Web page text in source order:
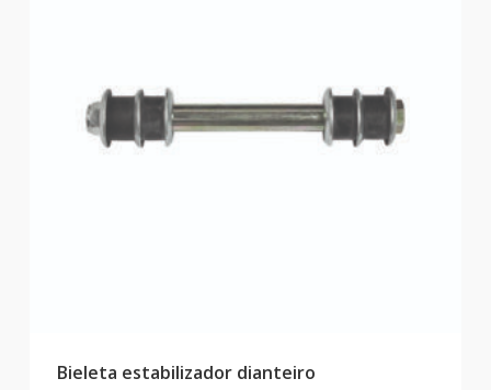
Bieleta estabilizador dianteiro